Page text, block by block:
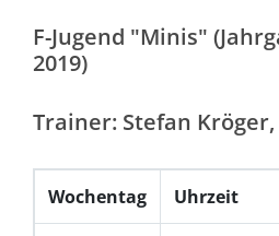
F-Jugend "Minis"
2019)
Trainer: Stefan Kröger,
Wochentag Uhrzeit